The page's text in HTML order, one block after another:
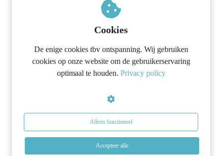
Social media
Wij kijken naar het hele plaatje: body, mind én soul. Jij, jouw
Weg met de vermoeidheid, onrust, pieker gedachten en
boosheid naar de mensen die het dichtst bij jou staan.
Cookies
De enige cookies tbv ontspanning. Wij gebruiken
cookies op onze website om de gebruikerservaring
optimaal te houden. Privacy policy
Alleen functioneel
Accepteer alle